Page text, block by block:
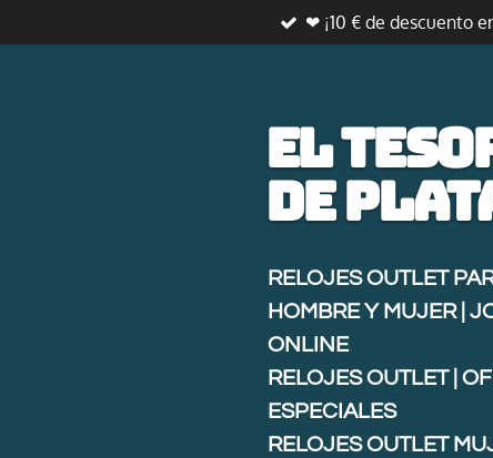
al
❤ ¡10 € de descuento
El
de
RELOJES OUTLET
HOMBRE Y MUJER |
ONLINE
RELOJES OUTLET |
ESPECIALES
RELOJES OUTLET